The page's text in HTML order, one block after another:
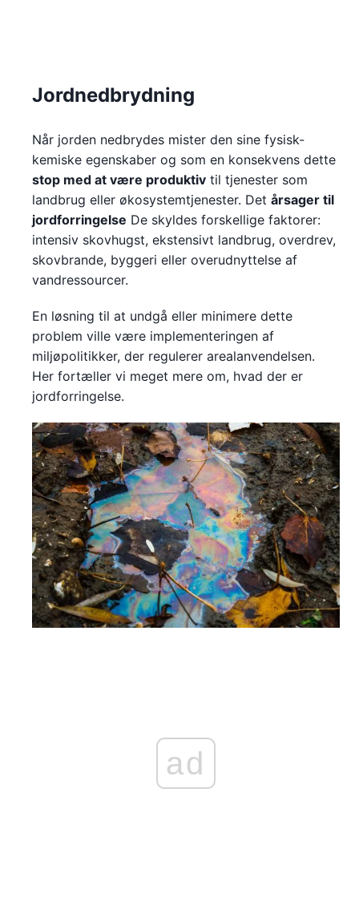
Jordnedbrydning
Når jorden nedbrydes mister den sine fysisk-
kemiske egenskaber og som en konsekvens dette
stop med at være produktiv til tjenester som
landbrug eller økosystemtjenester. Det årsager til
jordforringelse De skyldes forskellige faktorer:
intensiv skovhugst, ekstensivt landbrug, overdrev,
skovbrande, byggeri eller overudnyttelse af
vandressourcer.
En løsning til at undgå eller minimere dette
problem ville være implementeringen af
miljøpolitikker, der regulerer arealanvendelsen.
Her fortæller vi meget mere om, hvad der er
jordforringelse.
ad